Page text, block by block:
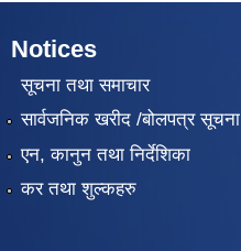
Notices
सूचना तथा समाचार
सार्वजनिक खरीद /बोलपत्र सूचना
एन, कानुन तथा निर्देशिका
कर तथा शुल्कहरु